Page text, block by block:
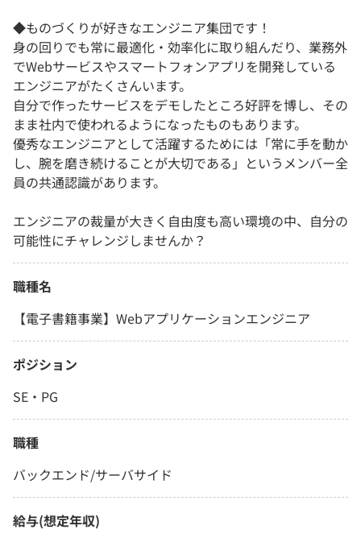
◆ものづくりが好きなエンジニア集団です！
身の回りでも常に最適化・効率化に取り組んだり、業務外
でWebサービスやスマートフォンアプリを開発している
エンジニアがたくさんいます。
自分で作ったサービスをデモしたところ好評を博し、その
まま社内で使われるようになったものもあります。
優秀なエンジニアとして活躍するためには「常に手を動か
し、腕を磨き続けることが大切である」というメンバー全
員の共通認識があります。
エンジニアの裁量が大きく自由度も高い環境の中、自分の
可能性にチャレンジしませんか？
職種名
【電子書籍事業】Webアプリケーションエンジニア
ポジション
SE・PG
職種
バックエンド/サーバサイド
給与(想定年収)